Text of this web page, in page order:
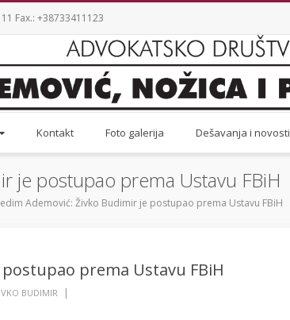
Fax.: +38733411123
Kontakt Foto galerija Dešavanja i novosti
je postupao prema Ustavu FBiH
Ademović: Živko Budimir je postupao prema Ustavu FBiH
prema Ustavu FBiH
BUDIMIR |